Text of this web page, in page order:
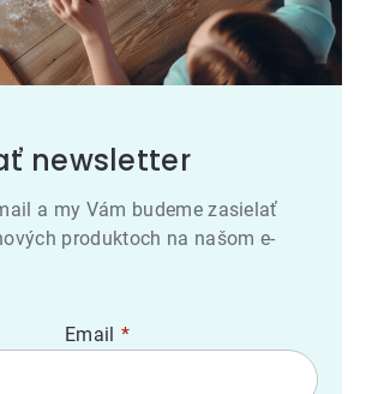
newsletter
a my Vám budeme zasielať
produktoch na našom e-
Email